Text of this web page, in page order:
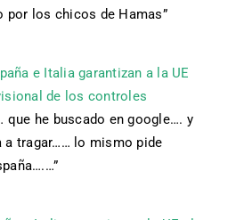
por los chicos de Hamas”
e Italia garantizan a la UE
de los controles
que he buscado en google…. y
a tragar…… lo mismo pide
”